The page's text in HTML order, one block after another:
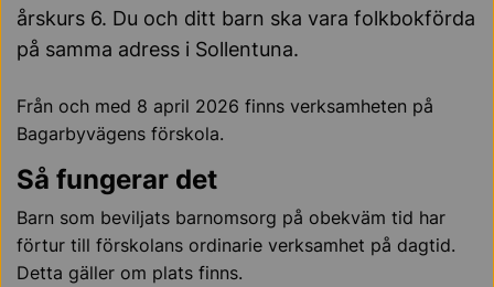
årskurs 6. Du och ditt barn ska vara folkbokförda
på samma adress i Sollentuna.
Från och med 8 april 2026 finns verksamheten på
Bagarbyvägens förskola.
Så fungerar det
Barn som beviljats barnomsorg på obekväm tid har
förtur till förskolans ordinarie verksamhet på dagtid.
Detta gäller om plats finns.